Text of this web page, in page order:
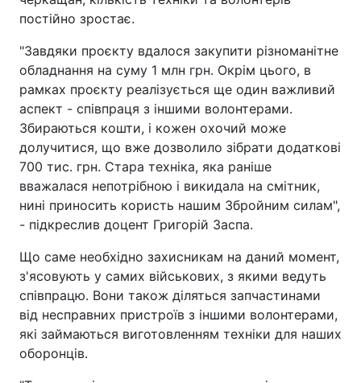
постійно зростає.
"Завдяки проєкту вдалося закупити різноманітне
обладнання на суму 1 млн грн. Окрім цього, в
рамках проєкту реалізується ще один важливий
аспект - співпраця з іншими волонтерами.
Збираються кошти, і кожен охочий може
долучитися, що вже дозволило зібрати додаткові
700 тис. грн. Стара техніка, яка раніше
вважалася непотрібною і викидала на смітник,
нині приносить користь нашим Збройним силам",
- підкреслив доцент Григорій Заспа.
Що саме необхідно захисникам на даний момент,
з'ясовують у самих військових, з якими ведуть
співпрацю. Вони також діляться запчастинами
від несправних пристроїв з іншими волонтерами,
які займаються виготовленням техніки для наших
оборонців.